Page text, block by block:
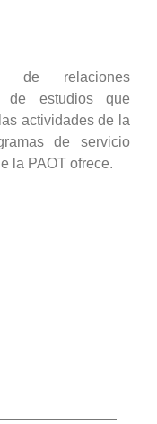
de relaciones
de estudios que
actividades de la
de servicio
la PAOT ofrece.